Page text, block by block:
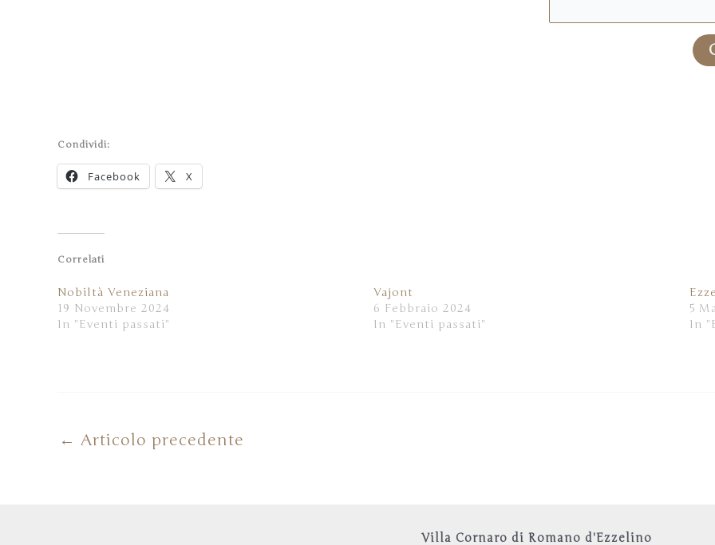
Condividi:
Facebook X
Correlati
Nobiltà Veneziana
19 Novembre 2024
In "Eventi passati"
Vajont
6 Febbraio 2024
In "Eventi passati"
5
In
← Articolo precedente
Villa Cornaro di Romano d'Ezzelino